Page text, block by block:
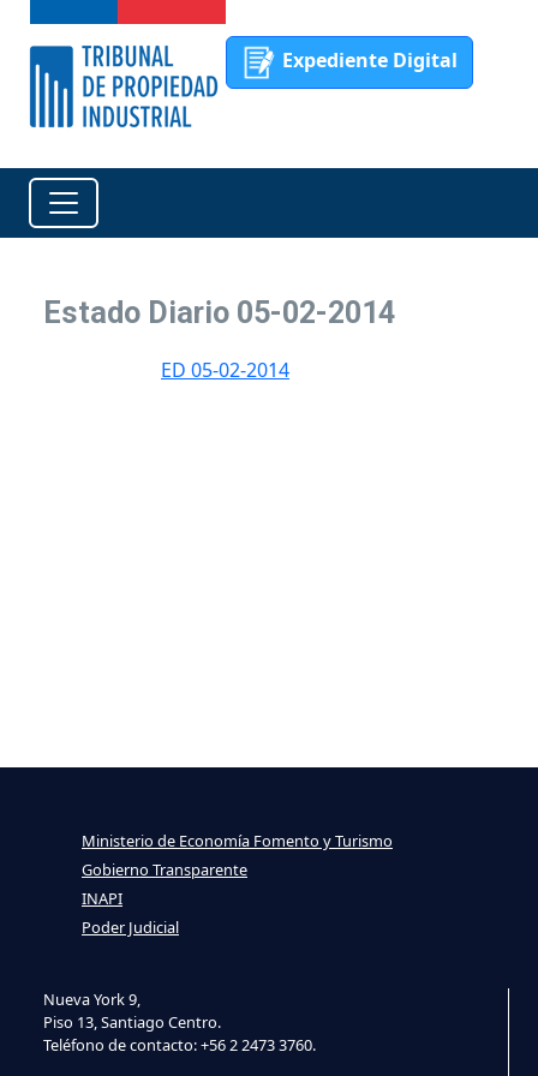
Expediente Digital
Estado Diario 05-02-2014
ED 05-02-2014
Nueva York 9,
Piso 13, Santiago Centro.
Teléfono de contacto: +56 2 2473 3760.
Ministerio de Economía Fomento y Turismo
Gobierno Transparente
INAPI
Poder Judicial